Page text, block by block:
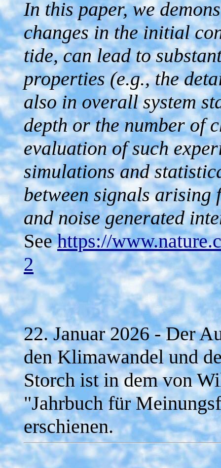
In this paper, we
changes in the initial
tide, can lead to
properties (e.g., the
also in overall system
depth or the number of
evaluation of such
simulations and
between signals
and noise generated
Seehttps://
2
22. Januar 2026 - Der
den Klimawandel und
Storch ist in dem von
"Jahrbuch für
erschienen.